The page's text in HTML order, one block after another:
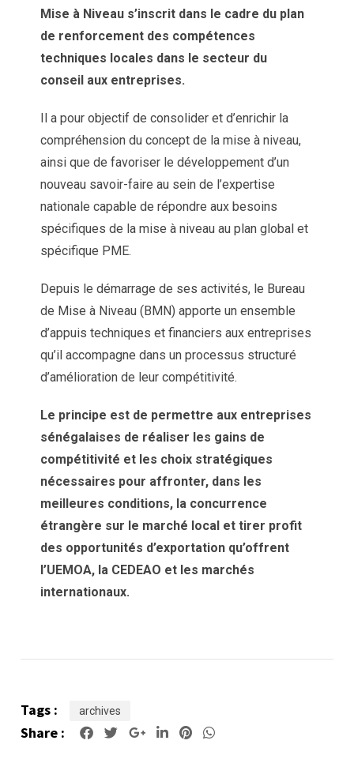
Mise à Niveau s’inscrit dans le cadre du plan
de renforcement des compétences
techniques locales dans le secteur du
conseil aux entreprises.
Il a pour objectif de consolider et d’enrichir la
compréhension du concept de la mise à niveau,
ainsi que de favoriser le développement d’un
nouveau savoir-faire au sein de l’expertise
nationale capable de répondre aux besoins
spécifiques de la mise à niveau au plan global et
spécifique PME.
Depuis le démarrage de ses activités, le Bureau
de Mise à Niveau (BMN) apporte un ensemble
d’appuis techniques et financiers aux entreprises
qu’il accompagne dans un processus structuré
d’amélioration de leur compétitivité.
Le principe est de permettre aux entreprises
sénégalaises de réaliser les gains de
compétitivité et les choix stratégiques
nécessaires pour affronter, dans les
meilleures conditions, la concurrence
étrangère sur le marché local et tirer profit
des opportunités d’exportation qu’offrent
l’UEMOA, la CEDEAO et les marchés
internationaux.
Tags : archives
Share : Google+LinkedInPinterest
Whatsapp